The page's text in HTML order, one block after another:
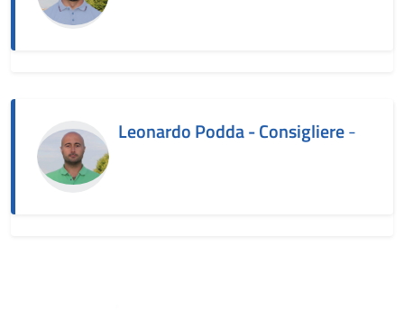
Leonardo Podda - Consigliere-